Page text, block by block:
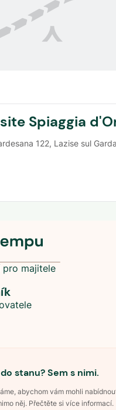
Spiaggia
122, Lazise sul Garda
stanu? Sem s nimi.
abychom vám mohli
něj. Přečtěte si více informací.
pro majitele